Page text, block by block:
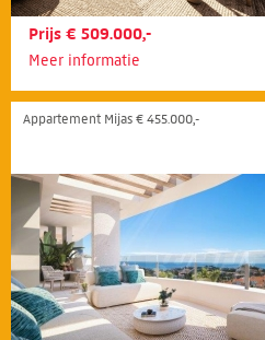
Prijs € 509.000,-
Meer informatie
Appartement Mijas € 455.000,-